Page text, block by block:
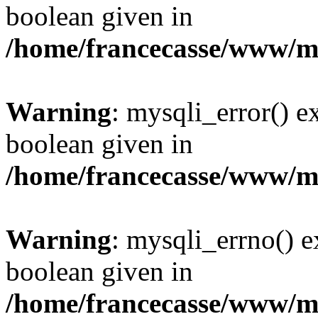
boolean given in
/home/francecasse/www/
Warning: mysqli_error()
boolean given in
/home/francecasse/www/
Warning: mysqli_errno()
boolean given in
/home/francecasse/www/